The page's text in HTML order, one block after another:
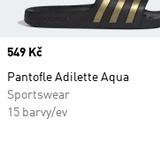
Price
549 Kč
Pantofle Adilette Aqua
Sportswear
15 barvy/ev